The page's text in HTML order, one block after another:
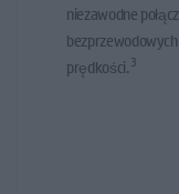
niezawodne
prędkości.3